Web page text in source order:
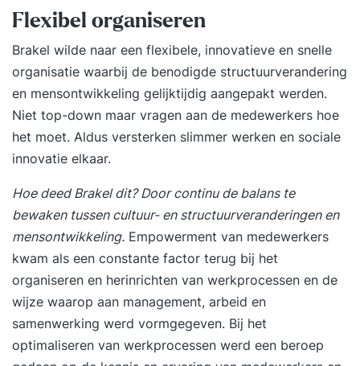
Flexibel organiseren
Brakel wilde naar een flexibele, innovatieve en snelle
organisatie waarbij de benodigde structuurverandering
en mensontwikkeling gelijktijdig aangepakt werden.
Niet top-down maar vragen aan de medewerkers hoe
het moet. Aldus versterken slimmer werken en sociale
innovatie elkaar.
Hoe deed Brakel dit? Door continu de balans te
bewaken tussen cultuur- en structuurveranderingen en
mensontwikkeling. Empowerment van medewerkers
kwam als een constante factor terug bij het
organiseren en herinrichten van werkprocessen en de
wijze waarop aan management, arbeid en
samenwerking werd vormgegeven. Bij het
optimaliseren van werkprocessen werd een beroep